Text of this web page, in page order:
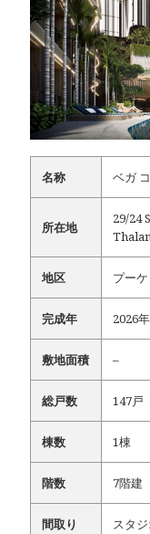
名称 ベガ
所在地
29/24
地区 プー
完成年 2026年
敷地面積 –
総戸数 147戸
棟数 1棟
階数 7階建
間取り スタ